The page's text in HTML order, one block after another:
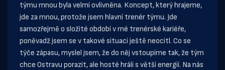
týmu mnou byla velmi ovlivněna. Koncept, který hrajeme,
jde za mnou, protože jsem hlavní trenér týmu. Jde
samozřejmě o složité období v mé trenérské kariéře,
poněvadž jsem se v takové situaci ještě neocitl. Co se
týče zápasu, myslel jsem, že do něj vstoupíme tak, že tým
chce Ostravu porazit, ale hosté hráli s větší energií. Na nás